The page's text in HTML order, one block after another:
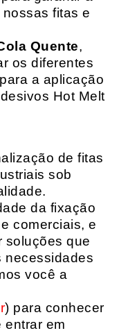
fitas e
Quente,
os diferentes
a aplicação
Hot Melt
de fitas
sob
da fixação
comerciais, e
soluções que
necessidades
você a
) para conhecer
entrar em